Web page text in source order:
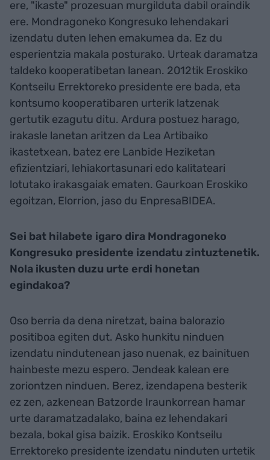
ere, "ikaste" prozesuan murgilduta dabil oraindik
ere. Mondragoneko Kongresuko lehendakari
izendatu duten lehen emakumea da. Ez du
esperientzia makala posturako. Urteak daramatza
taldeko kooperatibetan lanean. 2012tik Eroskiko
Kontseilu Errektoreko presidente ere bada, eta
kontsumo kooperatibaren urterik latzenak
gertutik ezagutu ditu. Ardura postuez harago,
irakasle lanetan aritzen da Lea Artibaiko
ikastetxean, batez ere Lanbide Heziketan
efizientziari, lehiakortasunari edo kalitateari
lotutako irakasgaiak ematen. Gaurkoan Eroskiko
egoitzan, Elorrion, jaso du EnpresaBIDEA.
Sei bat hilabete igaro dira Mondragoneko
Kongresuko presidente izendatu zintuztenetik.
Nola ikusten duzu urte erdi honetan
egindakoa?
Oso berria da dena niretzat, baina balorazio
positiboa egiten dut. Asko hunkitu ninduen
izendatu nindutenean jaso nuenak, ez bainituen
hainbeste mezu espero. Jendeak kalean ere
zoriontzen ninduen. Berez, izendapena besterik
ez zen, azkenean Batzorde Iraunkorrean hamar
urte daramatzadalako, baina ez lehendakari
bezala, bokal gisa baizik. Eroskiko Kontseilu
Errektoreko presidente izendatu ninduten urtetik